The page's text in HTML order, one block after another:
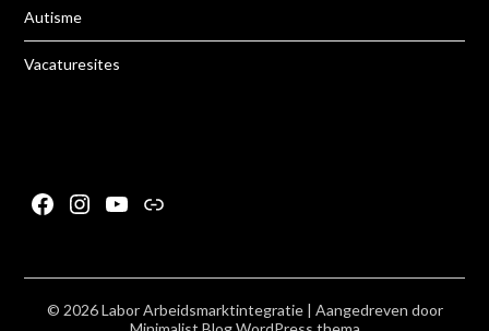
Autisme
Vacaturesites
Facebook
Instagram
YouTube
Link
© 2026 Labor Arbeidsmarktintegratie | Aangedreven door